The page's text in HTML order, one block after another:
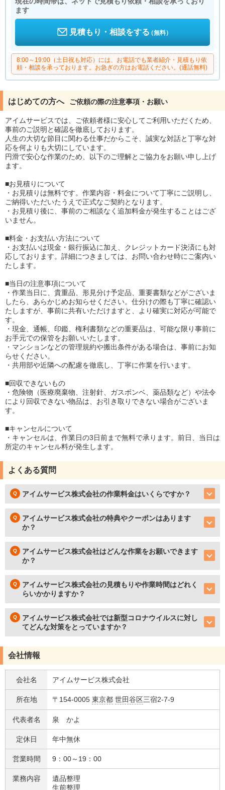
ます
見積もり・相談をする（無料）
8:00～19:00（土日祝も対応）には、お電話でも業者紹介・見積もり依
頼・相談を承っております。お急ぎの方はお電話ください。(通話無料)
はじめての方へ ご依頼の際の注意事項・お願い
アイムサービスでは、ご依頼者様に安心してご利用いただくため、
事前のご説明と確認を徹底しております。
人生の大切な節目に関わる仕事だからこそ、誠実な対話と丁寧な対
応を何よりも大切にしています。
円滑で安心な作業のため、以下のご理解とご協力をお願い申し上げ
ます。
■お見積りについて
・お見積りは無料です。作業内容・料金について丁寧にご説明し、
ご納得いただいたうえで正式なご契約となります。
・お見積り後に、事前のご相談なく追加料金が発生することはござ
いません。
■料金・お支払い方法について
・お支払いは現金・銀行振込に加え、クレジットカード決済にも対
応しております。詳細につきましては、お問い合わせ時にご案内い
たします。
■当日の注意事項について
・作業当日に、貴重品、形見分け予定品、重要書類などがございま
したら、あらかじめお知らせください。仕分けの際も丁寧に確認い
たしますが、事前に共有いただけますと、より確実に対応が可能で
す。
・現金、通帳、印鑑、権利書類などの重要品は、可能な限り事前に
お手元での保管をお願いいたします。
・マンションなどの管理規約や搬出条件がある場合は、事前にお知
らせください。
・共用部や近隣への配慮を徹底し、丁寧に作業を行います。
■回収できないもの
・危険物（医療廃棄物、注射針、ガスボンベ、薬品類など）や法令
により回収できない物品は、お引き取りできない場合がございま
す。
■キャンセルについて
・キャンセルは、作業日の3日前まで無料で承ります。前日、当日は
所定のキャンセル料が発生します。
よくある質問
アイムサービス株式会社の作業料金はいくらですか？
アイムサービス株式会社の特典やクーポンはあります
か？
アイムサービス株式会社はどんな作業をお願いできます
か？
アイムサービス株式会社の見積もりや作業時間はどれく
らいかかりますか？
アイムサービス株式会社では新型コロナウイルスに対し
てどんな対策をとっていますか？
会社情報
会社名 アイムサービス株式会社
所在地 〒154-0005 東京都 世田谷区三宿2-7-9
代表者名 泉 かよ
定休日 年中無休
営業時間 9：00～19：00
業務内容
遺品整理
生前整理